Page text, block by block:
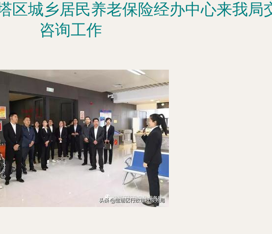
区城乡居民养老保险经办中心来我局
咨询工作